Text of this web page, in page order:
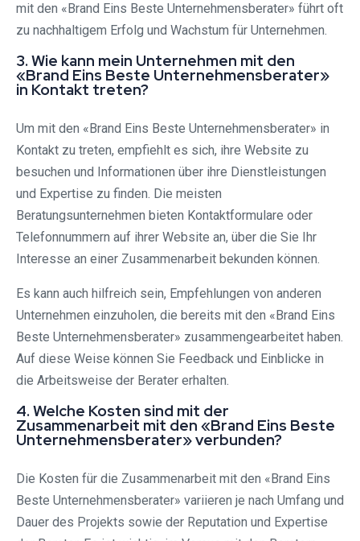
mit den «Brand Eins Beste Unternehmensberater» führt oft
zu nachhaltigem Erfolg und Wachstum für Unternehmen.
3. Wie kann mein Unternehmen mit den
«Brand Eins Beste Unternehmensberater»
in Kontakt treten?
Um mit den «Brand Eins Beste Unternehmensberater» in
Kontakt zu treten, empfiehlt es sich, ihre Website zu
besuchen und Informationen über ihre Dienstleistungen
und Expertise zu finden. Die meisten
Beratungsunternehmen bieten Kontaktformulare oder
Telefonnummern auf ihrer Website an, über die Sie Ihr
Interesse an einer Zusammenarbeit bekunden können.
Es kann auch hilfreich sein, Empfehlungen von anderen
Unternehmen einzuholen, die bereits mit den «Brand Eins
Beste Unternehmensberater» zusammengearbeitet haben.
Auf diese Weise können Sie Feedback und Einblicke in
die Arbeitsweise der Berater erhalten.
4. Welche Kosten sind mit der
Zusammenarbeit mit den «Brand Eins Beste
Unternehmensberater» verbunden?
Die Kosten für die Zusammenarbeit mit den «Brand Eins
Beste Unternehmensberater» variieren je nach Umfang und
Dauer des Projekts sowie der Reputation und Expertise